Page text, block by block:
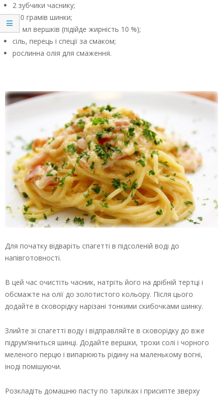
2 зубчики часнику;
100 грамів шинки;
50 мл вершків (підійде жирність 10 %);
сіль, перець і спеції за смаком;
рослинна олія для смаження.
Для початку відваріть спагетті в підсоленій воді до
напівготовності.
В цей час очистіть часник, натріть його на дрібній тертці і
обсмажте на олії до золотистого кольору. Після цього
додайте в сковорідку нарізані тонкими скибочками шинку.
Злийте зі спагетті воду і відправляйте в сковорідку до вже
підрум’яниться шинці. Додайте вершки, трохи солі і чорного
меленого перцю і випарюють рідину на маленькому вогні,
іноді помішуючи.
Розкладіть домашню пасту по тарілках і присипте зверху